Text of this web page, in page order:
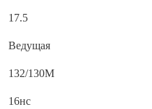
17.5
Ведущая
132/130M
16нс